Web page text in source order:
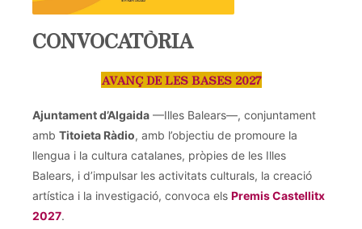
CONVOCATÒRIA
AVANÇ DE LES BASES 2027
Ajuntament d’Algaida —Illes Balears—, conjuntament
amb Titoieta Ràdio, amb l’objectiu de promoure la
llengua i la cultura catalanes, pròpies de les Illes
Balears, i d’impulsar les activitats culturals, la creació
artística i la investigació, convoca els Premis Castellitx
2027.